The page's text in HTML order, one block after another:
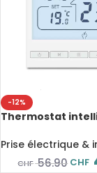
-12%
Thermostat
Wifi, Tuya, Alexa,
standard UE
Prise électrique &
CHF56.90 CHF